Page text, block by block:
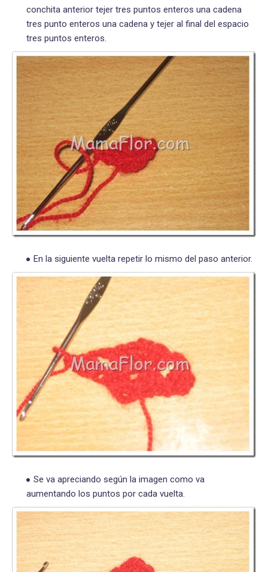
conchita anterior tejer tres puntos enteros una cadena
tres punto enteros una cadena y tejer al final del espacio
tres puntos enteros.
En la siguiente vuelta repetir lo mismo del paso anterior.
Se va apreciando según la imagen como va
aumentando los puntos por cada vuelta.